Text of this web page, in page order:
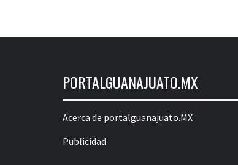
PORTALGUANAJUATO.MX
Acerca de portalguanajuato.MX
Publicidad